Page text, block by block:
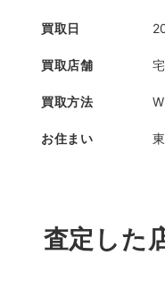
買取日
買取店舗
買取方法
お住まい
査定した